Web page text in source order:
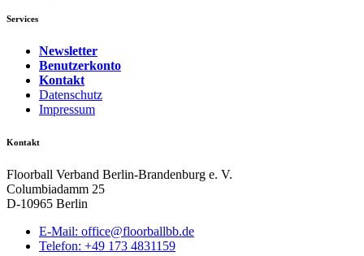
Services
Newsletter
Benutzerkonto
Kontakt
Datenschutz
Impressum
Kontakt
Floorball Verband Berlin-Brandenburg e. V.
Columbiadamm 25
D-10965 Berlin
E-Mail: ed.bbllabroolf@eciffo
Telefon: +49 173 4831159